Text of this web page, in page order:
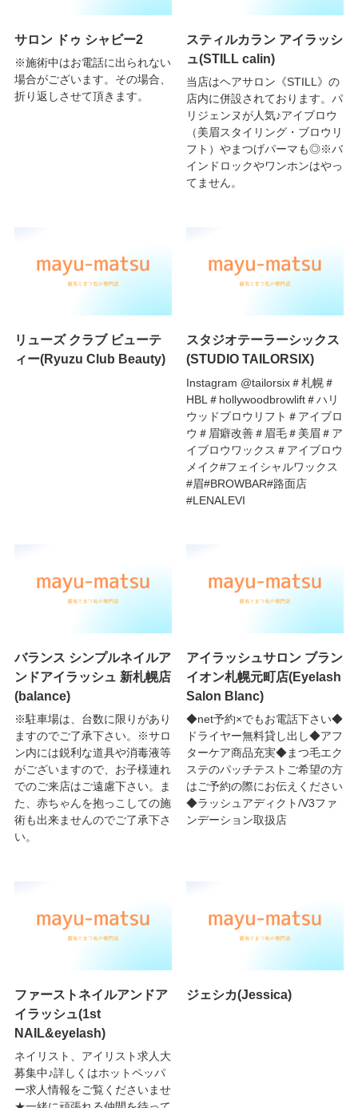
サロン ドゥ シャビー2
※施術中はお電話に出られない
場合がございます。その場合、
折り返しさせて頂きます。
スティルカラン アイラッシ
ュ(STILL calin)
当店はヘアサロン《STILL》の
店内に併設されております。パ
リジェンヌが人気♪アイブロウ
（美眉スタイリング・ブロウリ
フト）やまつげパーマも◎※バ
インドロックやワンホンはやっ
てません。
リューズ クラブ ビューテ
ィー(Ryuzu Club Beauty)
スタジオテーラーシックス
(STUDIO TAILORSIX)
Instagram @tailorsix＃札幌＃
HBL＃hollywoodbrowlift＃ハリ
ウッドブロウリフト＃アイブロ
ウ＃眉癖改善＃眉毛＃美眉＃ア
イブロウワックス＃アイブロウ
メイク#フェイシャルワックス
#眉#BROWBAR#路面店
#LENALEVI
バランス シンプルネイルア
ンドアイラッシュ 新札幌店
(balance)
※駐車場は、台数に限りがあり
ますのでご了承下さい。※サロ
ン内には鋭利な道具や消毒液等
がございますので、お子様連れ
でのご来店はご遠慮下さい。ま
た、赤ちゃんを抱っこしての施
術も出来ませんのでご了承下さ
い。
アイラッシュサロン ブラン
イオン札幌元町店(Eyelash
Salon Blanc)
◆net予約×でもお電話下さい◆
ドライヤー無料貸し出し◆アフ
ターケア商品充実◆まつ毛エク
ステのパッチテストご希望の方
はご予約の際にお伝えください
◆ラッシュアディクト/V3ファ
ンデーション取扱店
ファーストネイルアンドア
イラッシュ(1st
NAIL&eyelash)
ネイリスト、アイリスト求人大
募集中♪詳しくはホットペッパ
ー求人情報をご覧くださいませ
ジェシカ(Jessica)